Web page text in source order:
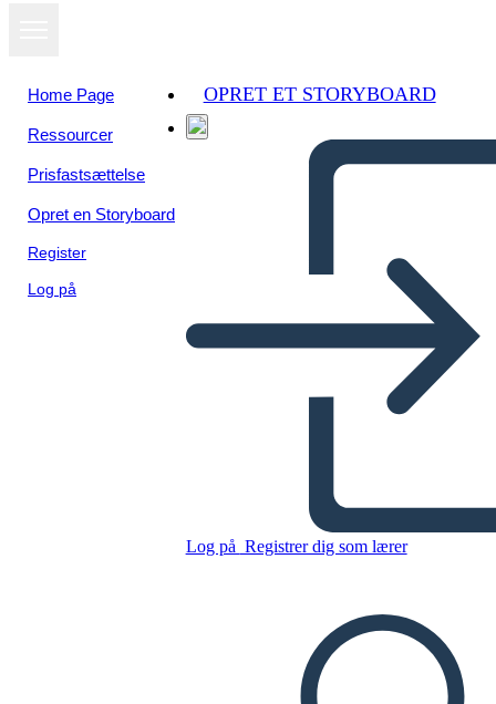
Home Page
Ressourcer
Prisfastsættelse
Opret en Storyboard
Register
Log på
OPRET ET STORYBOARD
Log på Registrer dig som lærer
Kopier dette storyboard
AFSPIL DIASSHOW
LÆS FOR MIG
Se som
diasshow